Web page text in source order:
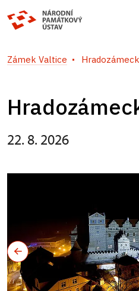
Zámek Valtice
22. 8. 2026